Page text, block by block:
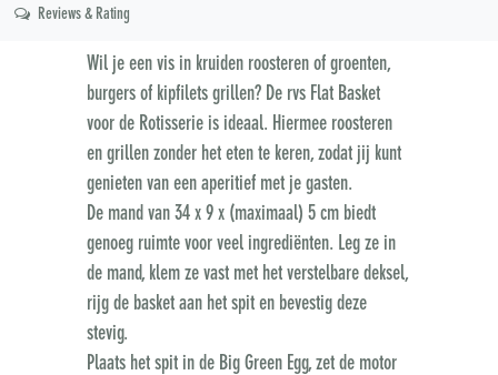
Reviews & Rating
Wil je een vis in kruiden roosteren of groenten,
burgers of kipfilets grillen? De rvs Flat Basket
voor de Rotisserie is ideaal. Hiermee roosteren
en grillen zonder het eten te keren, zodat jij kunt
genieten van een aperitief met je gasten.
De mand van 34 x 9 x (maximaal) 5 cm biedt
genoeg ruimte voor veel ingrediënten. Leg ze in
de mand, klem ze vast met het verstelbare deksel,
rijg de basket aan het spit en bevestig deze
stevig.
Plaats het spit in de Big Green Egg, zet de motor